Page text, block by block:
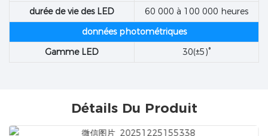
durée de vie des LED
60 000 à 100 000 heures
données photométriques
Gamme LED
30(±5)°
Détails Du Produit